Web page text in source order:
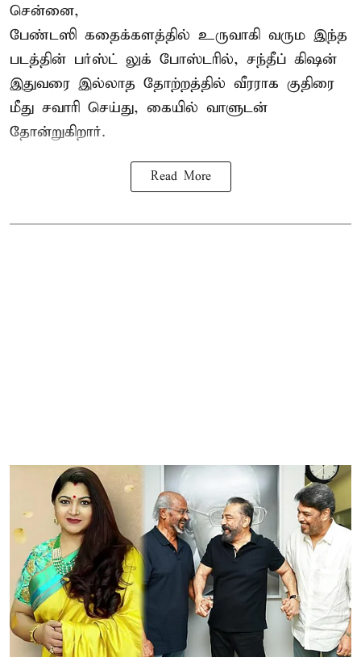
சென்னை,
பேண்டஸி கதைக்களத்தில் உருவாகி வரும இந்த
படத்தின் பர்ஸ்ட் லுக் போஸ்டரில், சந்தீப் கிஷன்
இதுவரை இல்லாத தோற்றத்தில் வீரராக குதிரை
மீது சவாரி செய்து, கையில் வாளுடன்
தோன்றுகிறார்.
Read More